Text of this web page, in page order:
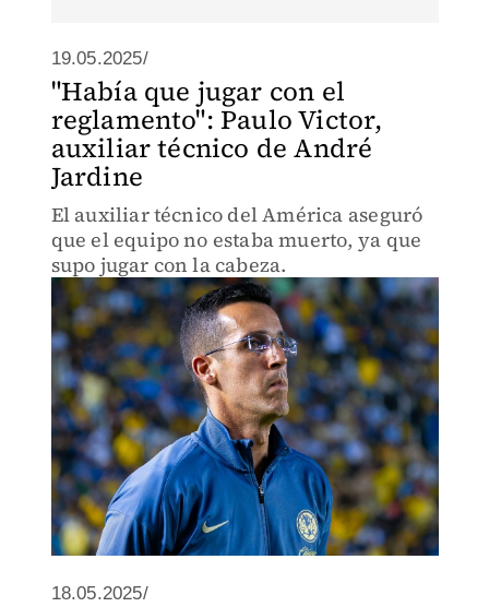
19.05.2025/
"Había que jugar con el
reglamento": Paulo Victor,
auxiliar técnico de André
Jardine
El auxiliar técnico del América aseguró
que el equipo no estaba muerto, ya que
supo jugar con la cabeza.
18.05.2025/